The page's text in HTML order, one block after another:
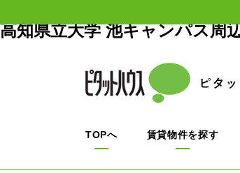
高知県立大学 池キャンパス周
TOPへ 賃貸物件を探す